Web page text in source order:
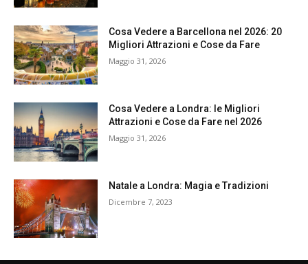
Cosa Vedere a Barcellona nel 2026: 20
Migliori Attrazioni e Cose da Fare
Maggio 31, 2026
Cosa Vedere a Londra: le Migliori
Attrazioni e Cose da Fare nel 2026
Maggio 31, 2026
Natale a Londra: Magia e Tradizioni
Dicembre 7, 2023